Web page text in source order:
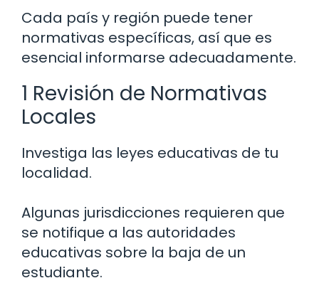
Cada país y región puede tener
normativas específicas, así que es
esencial informarse adecuadamente.
1 Revisión de Normativas
Locales
Investiga las leyes educativas de tu
localidad.
Algunas jurisdicciones requieren que
se notifique a las autoridades
educativas sobre la baja de un
estudiante.